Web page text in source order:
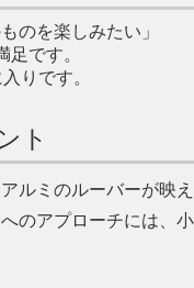
のを楽しみたい
足です。
りです。
ト
ルミのルーバーが映え
のアプローチには、